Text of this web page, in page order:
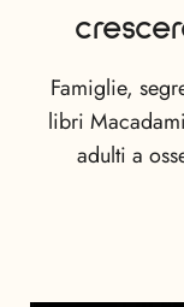
Famiglie,
libri
adulti a